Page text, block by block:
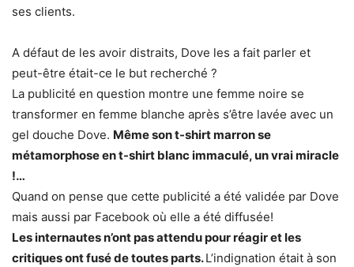
ses clients.
A défaut de les avoir distraits, Dove les a fait parler et
peut-être était-ce le but recherché ?
La publicité en question montre une femme noire se
transformer en femme blanche après s’être lavée avec un
gel douche Dove. Même son t-shirt marron se
métamorphose en t-shirt blanc immaculé, un vrai miracle
!…
Quand on pense que cette publicité a été validée par Dove
mais aussi par Facebook où elle a été diffusée!
Les internautes n’ont pas attendu pour réagir et les
critiques ont fusé de toutes parts.L’indignation était à son